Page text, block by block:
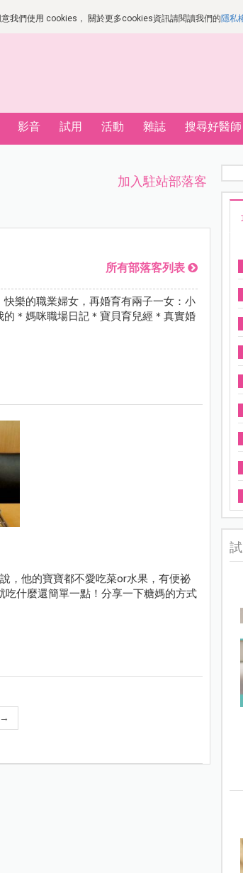
我們使用 cookies， 關於更多cookies資訊請閱讀我們的隱私
影音 試用 活動 雜誌 搜尋好醫師
加入駐站部落客
所有部落客列表
樂的職業婦女，再婚育有兩子一女：小
＊媽咪職場日記＊寶貝育兒經＊真實婚
，他的寶寶都不愛吃菜or水果，有便祕
什麼還簡單一點！分享一下糖媽的方式
→